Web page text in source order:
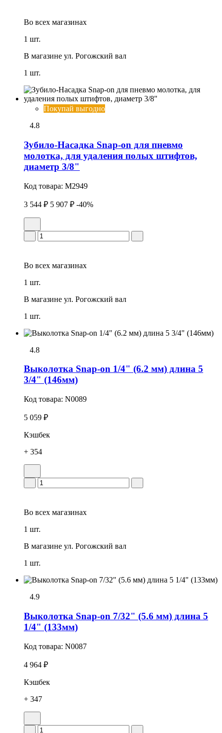
Во всех магазинах
1 шт.
В магазине ул. Рогожский вал
1 шт.
Покупай выгодно
4.8
Зубило-Насадка Snap-on для пневмо
молотка, для удаления полых штифтов,
диаметр 3/8"
Код товара: M2949
3 544 ₽ 5 907 ₽ -40%
Во всех магазинах
1 шт.
В магазине ул. Рогожский вал
1 шт.
4.8
Выколотка Snap-on 1/4" (6.2 мм) длина 5
3/4" (146мм)
Код товара: N0089
5 059 ₽
Кэшбек
+ 354
Во всех магазинах
1 шт.
В магазине ул. Рогожский вал
1 шт.
4.9
Выколотка Snap-on 7/32" (5.6 мм) длина 5
1/4" (133мм)
Код товара: N0087
4 964 ₽
Кэшбек
+ 347